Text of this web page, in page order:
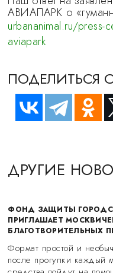
АВИАПАРК о
urbananimal.ru/press-
aviapark
ПОДЕЛИТЬСЯ
ДРУГИЕ
ФОНД ЗАЩИТЫ
ПРИГЛАШАЕТ
БЛАГОТВОРИТЕЛЬНЫХ
Формат простой и
после прогулки каждый